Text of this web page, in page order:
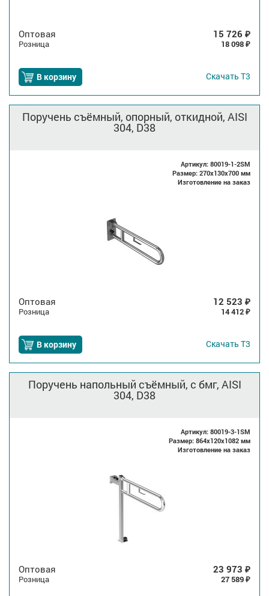
Оптовая 15 726 ₽
Розница 18 098 ₽
В корзину Скачать Т3
Поручень съёмный, опорный, откидной, AISI
304, D38
Артикул: 80019-1-2SM
Размер: 270x130x700 мм
Изготовление на заказ
Оптовая 12 523 ₽
Розница 14 412 ₽
В корзину Скачать Т3
Поручень напольный съёмный, с бмг, AISI
304, D38
Артикул: 80019-3-1SM
Размер: 864x120x1082 мм
Изготовление на заказ
Оптовая 23 973 ₽
Розница 27 589 ₽